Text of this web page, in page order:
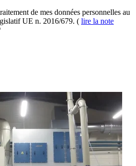
de mes données personnelles au
UE n. 2016/679. ( lire la note